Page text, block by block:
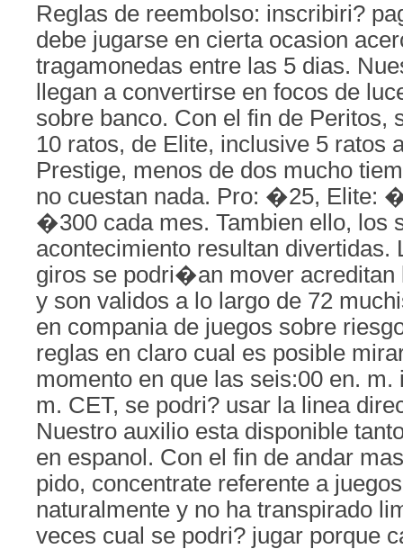
Reglas de reembolso: inscribiri?
debe jugarse en cierta ocasion
tragamonedas entre las 5 dias.
llegan a convertirse en focos de
sobre banco. Con el fin de Peritos,
10 ratos, de Elite, inclusive 5 ratos
Prestige, menos de dos mucho
no cuestan nada. Pro: �25, Elite:
�300 cada mes. Tambien ello, los
acontecimiento resultan divertidas.
giros se podri�an mover acreditan
y son validos a lo largo de 72
en compania de juegos sobre
reglas en claro cual es posible
momento en que las seis:00 en. m.
m. CET, se podri? usar la linea
Nuestro auxilio esta disponible
en espanol. Con el fin de andar
pido, concentrate referente a
naturalmente y no ha transpirado
veces cual se podri? jugar porque